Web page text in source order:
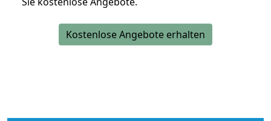
Kostenlose Angebote erhalten